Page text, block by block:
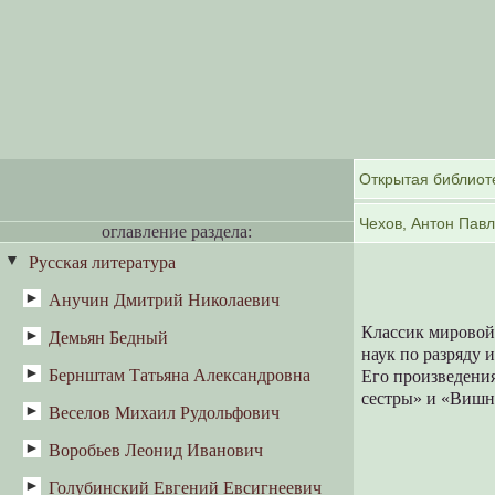
Классик
наук по разряду
Его
сестры» и
оглавление раздела:
Русская литература
Анучин Дмитрий Николаевич
Антропология и этнография
Великоруссы
Демьян Бедный
Кострома
Бернштам Татьяна Александровна
Весенне-летние ритуалы у
«похороны Костромы-Коструба»
Веселов Михаил Рудольфович
«Метельный звон»
Воробьев Леонид Иванович
Счастливый день Терехи Румянцева
Голубинский Евгений Евсигнеевич